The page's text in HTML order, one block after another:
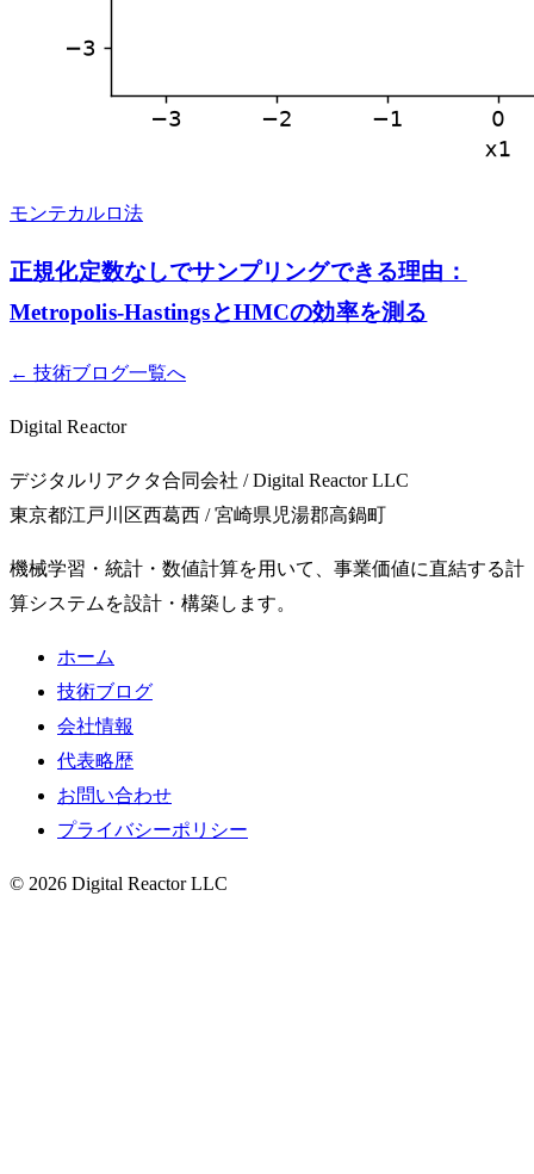
モンテカルロ法
正規化定数なしでサンプリングできる理由：
Metropolis-HastingsとHMCの効率を測る
← 技術ブログ一覧へ
Digital Reactor
デジタルリアクタ合同会社 / Digital Reactor LLC
東京都江戸川区西葛西 / 宮崎県児湯郡高鍋町
機械学習・統計・数値計算を用いて、事業価値に直結する計
算システムを設計・構築します。
ホーム
技術ブログ
会社情報
代表略歴
お問い合わせ
プライバシーポリシー
© 2026 Digital Reactor LLC